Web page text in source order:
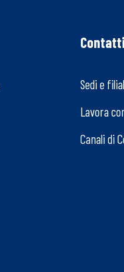
Sedi e
Lavora
Canali di